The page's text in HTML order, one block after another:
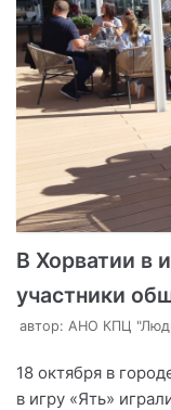
В Хорватии в
участники
автор: АНО КПЦ
18 октября в
в игру «Ять»